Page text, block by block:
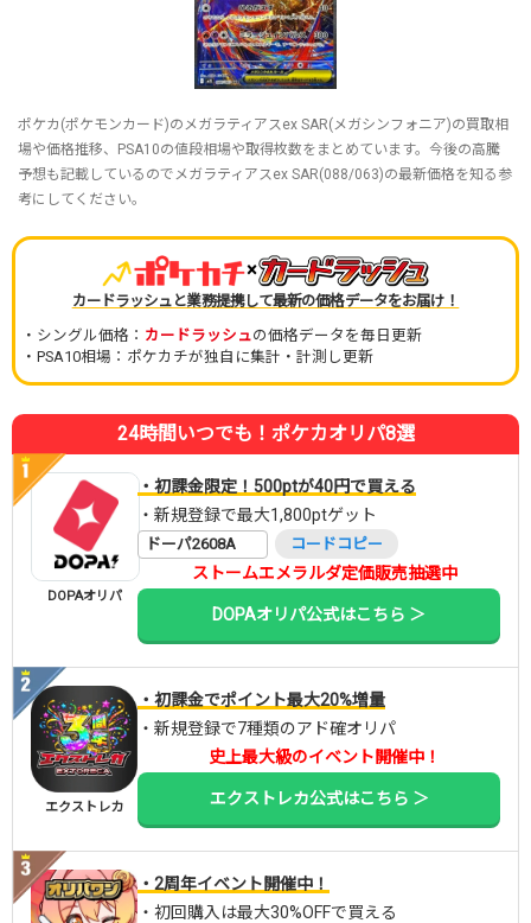
ポケカ(ポケモンカード)のメガラティアスex SAR(メガシンフォニア)の買取相
場や価格推移、PSA10の値段相場や取得枚数をまとめています。今後の高騰
予想も記載しているのでメガラティアスex SAR(088/063)の最新価格を知る参
考にしてください。
×
カードラッシュと業務提携して最新の価格データをお届け！
・シングル価格： カードラッシュの価格データを毎日更新
・PSA10相場：ポケカチが独自に集計・計測し更新
24時間いつでも！ポケカオリパ8選
DOPAオリパ
・初課金限定！500ptが40円で買える
・新規登録で最大1,800ptゲット
ドーパ2608A コードコピー
ストームエメラルダ定価販売抽選中
DOPAオリパ公式はこちら ＞
エクストレカ
・初課金でポイント最大20%増量
・新規登録で7種類のアド確オリパ
史上最大級のイベント開催中！
エクストレカ公式はこちら ＞
・2周年イベント開催中！
・初回購入は最大30%OFFで買える